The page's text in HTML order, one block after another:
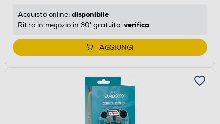
Acquisto online: disponibile
Ritiro in negozio in 30' gratuito: verifica
AGGIUNGI